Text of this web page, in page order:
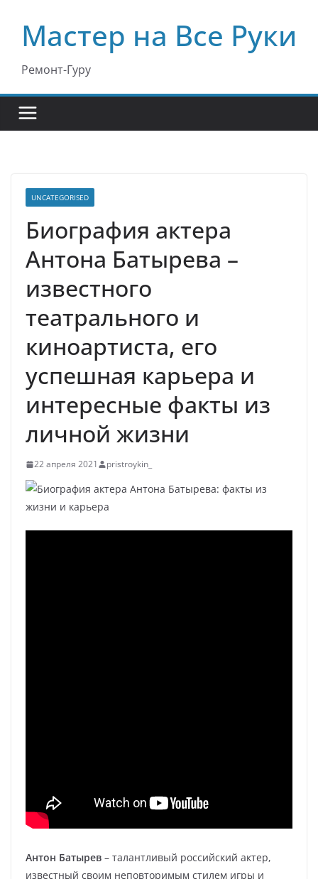
содержимому
Мастер на Все Руки
Ремонт-Гуру
UNCATEGORISED
Биография актера
Антона Батырева –
известного
театрального и
киноартиста, его
успешная карьера и
интересные факты из
личной жизни
22 апреля 2021 pristroykin_
Антон Батырев – талантливый российский актер,
известный своим неповторимым стилем игры и